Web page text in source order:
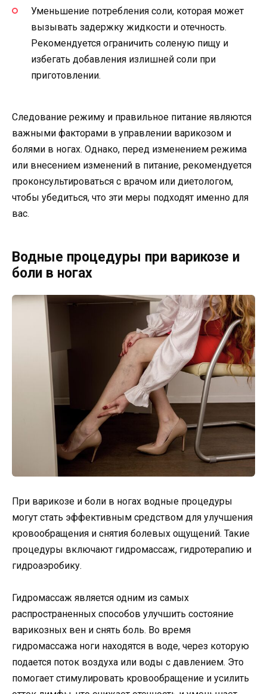
Уменьшение потребления соли, которая может
вызывать задержку жидкости и отечность.
Рекомендуется ограничить соленую пищу и
избегать добавления излишней соли при
приготовлении.
Следование режиму и правильное питание являются
важными факторами в управлении варикозом и
болями в ногах. Однако, перед изменением режима
или внесением изменений в питание, рекомендуется
проконсультироваться с врачом или диетологом,
чтобы убедиться, что эти меры подходят именно для
вас.
Водные процедуры при варикозе и
боли в ногах
При варикозе и боли в ногах водные процедуры
могут стать эффективным средством для улучшения
кровообращения и снятия болевых ощущений. Такие
процедуры включают гидромассаж, гидротерапию и
гидроаэробику.
Гидромассаж является одним из самых
распространенных способов улучшить состояние
варикозных вен и снять боль. Во время
гидромассажа ноги находятся в воде, через которую
подается поток воздуха или воды с давлением. Это
помогает стимулировать кровообращение и усилить